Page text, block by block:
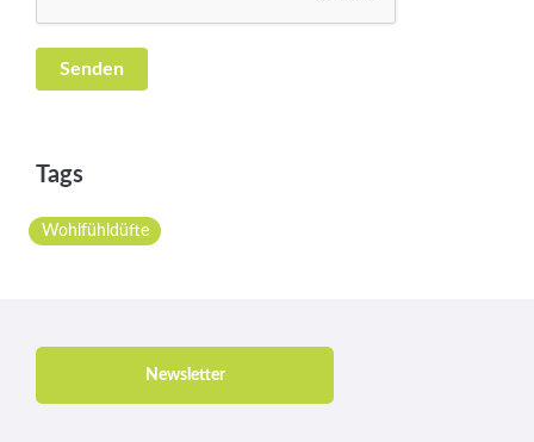
Tags
Wohlfühldüfte
Newsletter